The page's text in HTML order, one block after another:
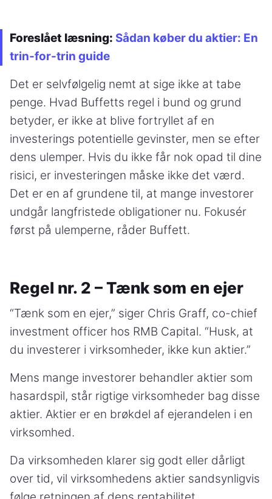
Foreslået læsning: Sådan køber du aktier: En
trin-for-trin guide
Det er selvfølgelig nemt at sige ikke at tabe
penge. Hvad Buffetts regel i bund og grund
betyder, er ikke at blive fortryllet af en
investerings potentielle gevinster, men se efter
dens ulemper. Hvis du ikke får nok opad til dine
risici, er investeringen måske ikke det værd.
Det er en af grundene til, at mange investorer
undgår langfristede obligationer nu. Fokusér
først på ulemperne, råder Buffett.
Regel nr. 2 – Tænk som en ejer
“Tænk som en ejer,” siger Chris Graff, co-chief
investment officer hos RMB Capital. “Husk, at
du investerer i virksomheder, ikke kun aktier.”
Mens mange investorer behandler aktier som
hasardspil, står rigtige virksomheder bag disse
aktier. Aktier er en brøkdel af ejerandelen i en
virksomhed.
Da virksomheden klarer sig godt eller dårligt
over tid, vil virksomhedens aktier sandsynligvis